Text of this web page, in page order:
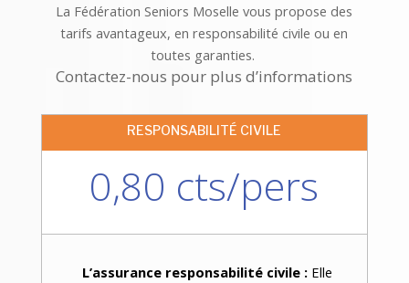
La Fédération Seniors Moselle vous propose des
tarifs avantageux, en responsabilité civile ou en
toutes garanties.
Contactez-nous pour plus d’informations
RESPONSABILITÉ CIVILE
0,80 cts/pers
L’assurance responsabilité civile :Elle